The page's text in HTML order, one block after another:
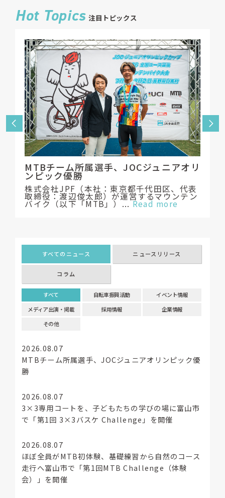
Hot Topics 注目トピックス
MTBチーム所属選手、JOCジュニアオリ
ンピック優勝
株式会社JPF（本社：東京都千代田区、代表
取締役：渡辺俊太郎）が運営するマウンテン
バイク（以下「MTB」）...Read more
すべてのニュース ニュースリリース
コラム
すべて 自転車振興活動
イベント情報
メディア出演・掲載
採用情報
企業情報
その他
2026.08.07
MTBチーム所属選手、JOCジュニアオリンピック優
勝
2026.08.07
3×3専用コートを、子どもたちの学びの場に富山市
で「第1回 3×3バスケ Challenge」を開催
2026.08.07
ほぼ全員がMTB初体験、基礎練習から自然のコース
走行へ富山市で「第1回MTB Challenge（体験
会）」を開催